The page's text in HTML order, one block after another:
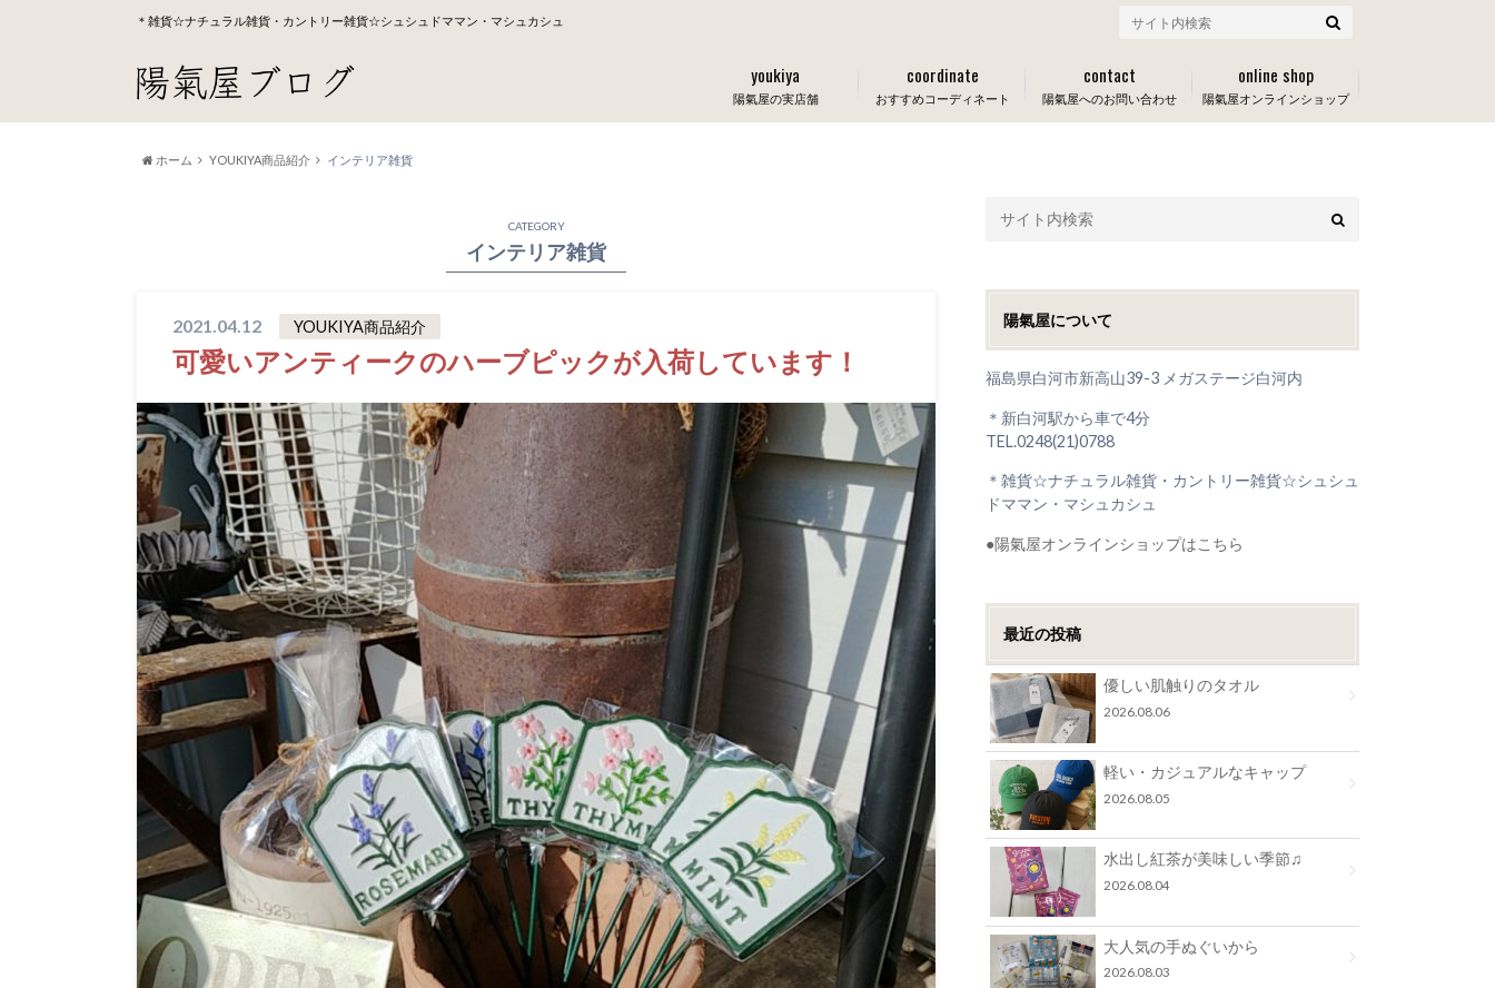
＊雑貨☆ナチュラル雑貨・カントリー雑貨☆シュシュドママン・マシュカシュ
陽氣屋の実店舗
youkiya
おすすめコーディネート
coordinate
陽氣屋へのお問い合わせ
contact
陽氣屋オンラインショップ
online shop
ホーム YOUKIYA商品紹介 インテリア雑貨
CATEGORY
インテリア雑貨
2021.04.12 YOUKIYA商品紹介
可愛いアンティークのハーブピックが入荷しています！
陽氣屋について
福島県白河市新高山39-3 メガステージ白河内
＊新白河駅から車で4分
TEL.0248(21)0788
＊雑貨☆ナチュラル雑貨・カントリー雑貨☆シュシュ
ドママン・マシュカシュ
●陽氣屋オンラインショップはこちら
最近の投稿
優しい肌触りのタオル
2026.08.06
軽い・カジュアルなキャップ
2026.08.05
水出し紅茶が美味しい季節♫
2026.08.04
大人気の手ぬぐいから
2026.08.03